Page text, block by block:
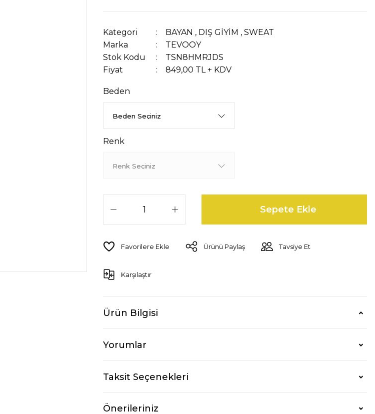
Kategori BAYAN , DIŞ GİYİM , SWEAT
Marka
TEVOOY
Stok Kodu
TSN8HMRJDS
Fiyat
849,00 TL + KDV
Beden
Renk
Sepete Ekle
Ürünü Paylaş Tavsiye Et
Karşılaştır
Ürün Bilgisi
Yorumlar
Taksit Seçenekleri
Önerileriniz